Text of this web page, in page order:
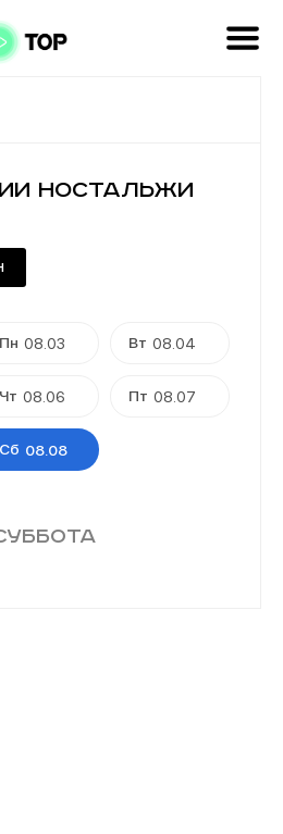
Ностальжи
Пн 08.03 Вт 08.04
Чт 08.06 Пт 08.07
Сб 08.08